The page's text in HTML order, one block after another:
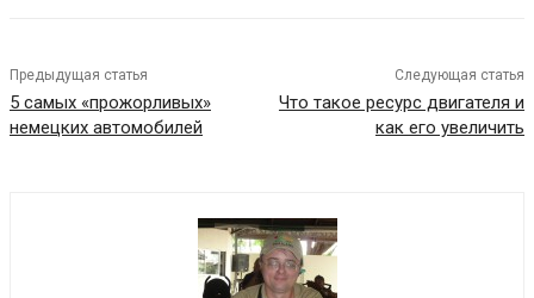
Предыдущая статья
5 самых «прожорливых»
немецких автомобилей
Следующая статья
Что такое ресурс двигателя и
как его увеличить